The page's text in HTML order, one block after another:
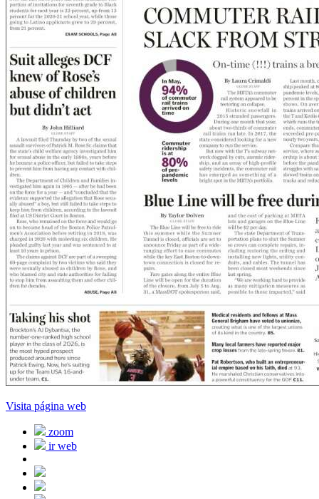
Visita página web
zoom
ir web